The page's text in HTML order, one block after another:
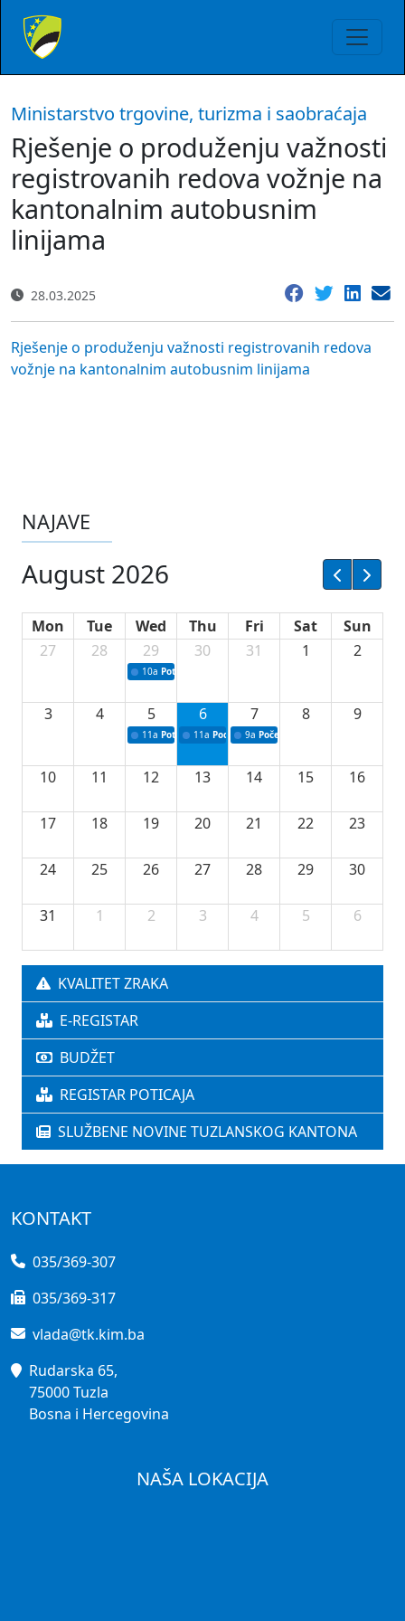
Ministarstvo trgovine, turizma i saobraćaja
Rješenje o produženju važnosti
registrovanih redova vožnje na
kantonalnim autobusnim
linijama
28.03.2025
Rješenje o produženju važnosti registrovanih redova
vožnje na kantonalnim autobusnim linijama
NAJAVE
August 2026
Mon Tue Wed Thu Fri Sat
Sun
27
28 29
10a Potpisivanje ugovora sa neprofitnim
30 31 1 2
3 4 5
11a Potpisivanje ugovora o stipendijama za
6
11a Podrška razvoju vodne infrastrukture u
7
9a Početak izgradnje nove
8 9
10 11 12 13 14 15 16
17 18 19 20 21 22 23
24 25 26 27 28 29 30
31 1 2 3 4 5 6
KVALITET ZRAKA
E-REGISTAR
BUDŽET
REGISTAR POTICAJA
SLUŽBENE NOVINE TUZLANSKOG KANTONA
KONTAKT
035/369-307
035/369-317
vlada@tk.kim.ba
Rudarska 65,
75000 Tuzla
Bosna i Hercegovina
NAŠA LOKACIJA